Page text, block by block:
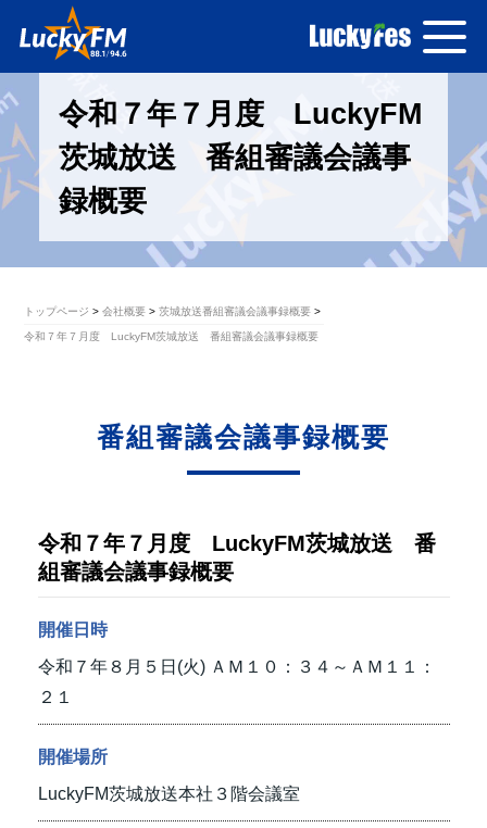
令和７年７月度 LuckyFM
茨城放送 番組審議会議事
録概要
トップページ 会社概要 茨城放送番組審議会議事録概要
令和７年７月度 LuckyFM茨城放送 番組審議会議事録概要
番組審議会議事録概要
令和７年７月度 LuckyFM茨城放送 番
組審議会議事録概要
開催日時
令和７年８月５日(火)ＡＭ１０：３４～ＡＭ１１：
２１
開催場所
LuckyFM茨城放送本社３階会議室